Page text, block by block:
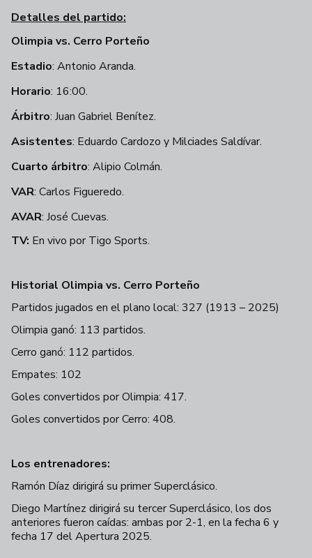
Detalles del partido:
Olimpia vs. Cerro Porteño
Estadio: Antonio Aranda.
Horario: 16:00.
Árbitro: Juan Gabriel Benítez.
Asistentes: Eduardo Cardozo y Milciades Saldívar.
Cuarto árbitro: Alipio Colmán.
VAR: Carlos Figueredo.
AVAR: José Cuevas.
TV: En vivo por Tigo Sports.
Historial Olimpia vs. Cerro Porteño
Partidos jugados en el plano local: 327 (1913 – 2025)
Olimpia ganó: 113 partidos.
Cerro ganó: 112 partidos.
Empates: 102
Goles convertidos por Olimpia: 417.
Goles convertidos por Cerro: 408.
Los entrenadores:
Ramón Díaz dirigirá su primer Superclásico.
Diego Martínez dirigirá su tercer Superclásico, los dos
anteriores fueron caídas: ambas por 2-1, en la fecha 6 y
fecha 17 del Apertura 2025.